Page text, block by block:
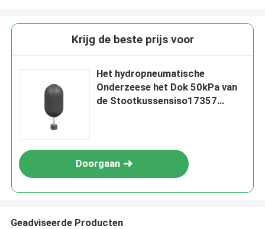
Krijg de beste prijs voor
Het hydropneumatische
Onderzeese het Dok 50kPa van
de Stootkussensiso17357
Doorgaan
Geadviseerde Producten